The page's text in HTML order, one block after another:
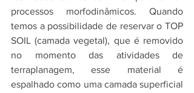
processos morfodinâmicos. Quando
temos a possibilidade de reservar o TOP
SOIL (camada vegetal), que é removido
no momento das atividades de
terraplanagem, esse material é
espalhado como uma camada superficial